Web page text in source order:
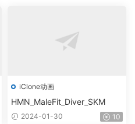
iClone动画
HMN_MaleFit_Diver_SKM
2024-01-30 10